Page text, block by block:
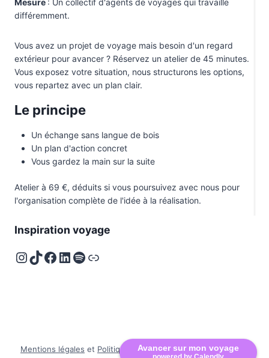
Avancer sur mon voyage
Mesure : Un collectif d'agents de voyages qui travaille
différemment.
Vous avez un projet de voyage mais besoin d'un regard
extérieur pour avancer ? Réservez un atelier de 45 minutes.
Vous exposez votre situation, nous structurons les options,
vous repartez avec un plan clair.
Le principe
Un échange sans langue de bois
Un plan d'action concret
Vous gardez la main sur la suite
Atelier à 69 €, déduits si vous poursuivez avec nous pour
l'organisation complète de l'idée à la réalisation.
Inspiration voyage
Instagram
TikTok
Facebook
LinkedIn
Spotify
Deezer
Mentions légales et Politique de confidentialitéI © 2026 Les